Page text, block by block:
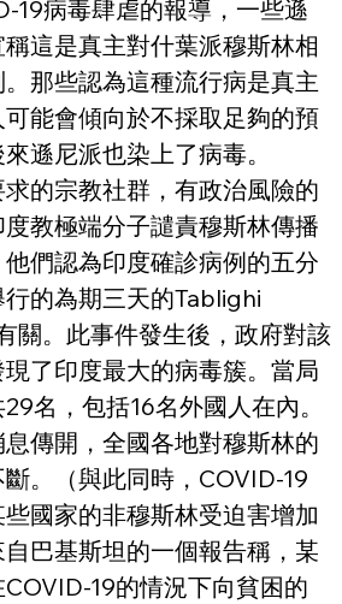
19病毒肆虐的報導，一些遜
這是真主對什葉派穆斯林相
那些認為這種流行病是真主
能會傾向於不採取足夠的預
遜尼派也染上了病毒。
的宗教社群，有政治風險的
教極端分子譴責穆斯林傳播
們認為印度確診病例的五分
的為期三天的Tablighi
關。此事件發生後，政府對該
了印度最大的病毒簇。當局
名，包括16名外國人在內。
傳開，全國各地對穆斯林的
。（與此同時，COVID-19
國家的非穆斯林受迫害增加
巴基斯坦的一個報告稱，某
19的情況下向貧困的